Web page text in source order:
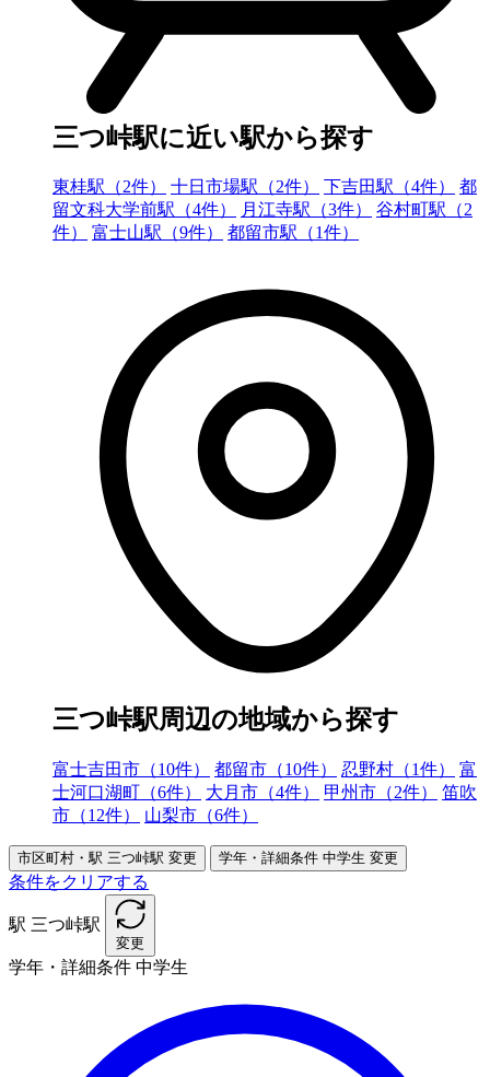
三つ峠駅に近い駅から探す
東桂駅（2件） 十日市場駅（2件） 下吉田駅（4件）
都
留文科大学前駅（4件）
月江寺駅（3件）
谷村町駅（2
件）
富士山駅（9件） 都留市駅（1件）
三つ峠駅周辺の地域から探す
富士吉田市（10件） 都留市（10件） 忍野村（1件）
富
士河口湖町（6件）
大月市（4件） 甲州市（2件）
笛吹
市（12件）
山梨市（6件）
市区町村・駅 三つ峠駅 変更 学年・詳細条件 中学生 変更
条件をクリアする
駅 三つ峠駅
変更
学年・詳細条件 中学生